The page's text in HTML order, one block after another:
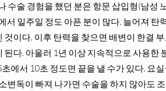
수술 경험을 했던 분은 항문 삽입형(남성
서 일주일 정도 아픈 분이 많다. 늘어져 탄
이다. 이후 탄력을 찾으면 배변이 한결
다. 아울러 1년 이상 지속적으로 사용한
에서 10초 정도면 끝을 낼 수가 있다. 요
변독이 빠져 나가면 수술을 하지 않아도